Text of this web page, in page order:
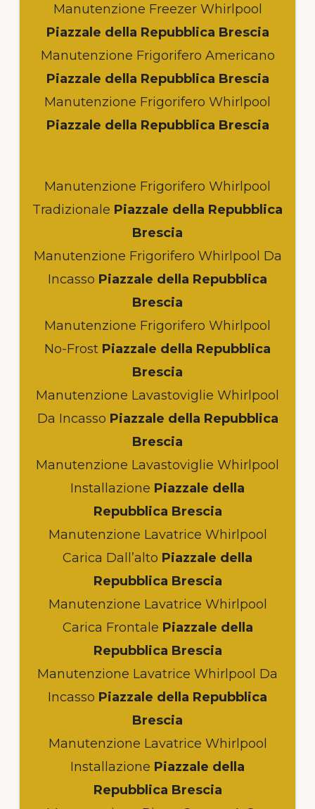
Manutenzione Freezer Whirlpool
Piazzale della Repubblica Brescia
Manutenzione Frigorifero Americano
Piazzale della Repubblica Brescia
Manutenzione Frigorifero Whirlpool
Piazzale della Repubblica Brescia
Manutenzione Frigorifero Whirlpool
Tradizionale Piazzale della Repubblica
Brescia
Manutenzione Frigorifero Whirlpool Da
Incasso Piazzale della Repubblica
Brescia
Manutenzione Frigorifero Whirlpool
No-Frost Piazzale della Repubblica
Brescia
Manutenzione Lavastoviglie Whirlpool
Da Incasso Piazzale della Repubblica
Brescia
Manutenzione Lavastoviglie Whirlpool
Installazione Piazzale della
Repubblica Brescia
Manutenzione Lavatrice Whirlpool
Carica Dall’alto Piazzale della
Repubblica Brescia
Manutenzione Lavatrice Whirlpool
Carica Frontale Piazzale della
Repubblica Brescia
Manutenzione Lavatrice Whirlpool Da
Incasso Piazzale della Repubblica
Brescia
Manutenzione Lavatrice Whirlpool
Installazione Piazzale della
Repubblica Brescia